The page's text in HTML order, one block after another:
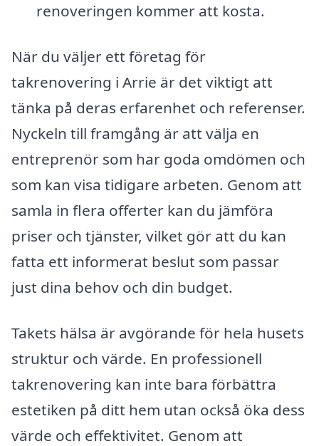
renoveringen kommer att kosta.
När du väljer ett företag för
takrenovering i Arrie är det viktigt att
tänka på deras erfarenhet och referenser.
Nyckeln till framgång är att välja en
entreprenör som har goda omdömen och
som kan visa tidigare arbeten. Genom att
samla in flera offerter kan du jämföra
priser och tjänster, vilket gör att du kan
fatta ett informerat beslut som passar
just dina behov och din budget.
Takets hälsa är avgörande för hela husets
struktur och värde. En professionell
takrenovering kan inte bara förbättra
estetiken på ditt hem utan också öka dess
värde och effektivitet. Genom att